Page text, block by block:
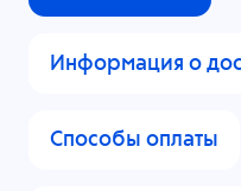
Информация о
Способы оплаты